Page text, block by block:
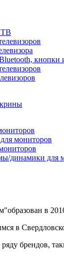
ТВ
кнопки
мониторов
динамики для
в
в
брендов,